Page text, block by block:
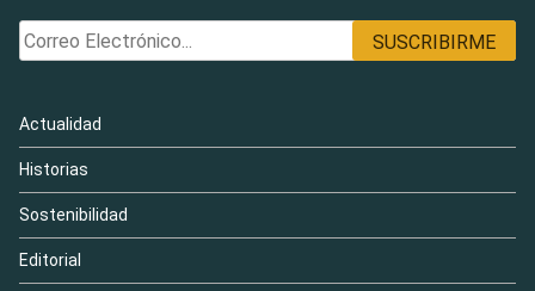
Actualidad
Historias
Sostenibilidad
Editorial